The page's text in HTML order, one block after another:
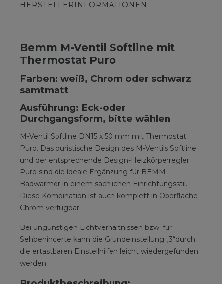
HERSTELLERINFORMATIONEN
Bemm M-Ventil Softline mit
Thermostat Puro
Farben: weiß, Chrom oder schwarz
samtmatt
Ausführung: Eck-oder
Durchgangsform, bitte wählen
M-Ventil Softline DN15 x 50 mm mit Thermostat
Puro. Das puristische Design des M-Ventils Softline
und der entsprechende Design-Heizkörperregler
Puro sind die ideale Ergänzung für BEMM
Badwärmer in einem sachlichen Einrichtungsstil.
Diese Kombination ist auch komplett in Oberfläche
Chrom verfügbar.
Bei ungünstigen Lichtverhältnissen bzw. für
Sehbehinderte kann die Grundeinstellung „3“durch
die ertastbaren Einstellhilfen leicht wiedergefunden
werden.